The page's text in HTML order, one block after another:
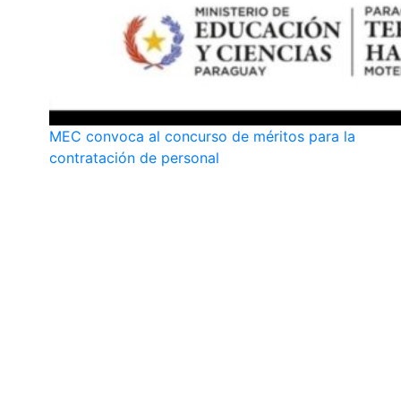
MEC convoca al concurso de méritos para la
contratación de personal